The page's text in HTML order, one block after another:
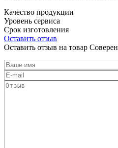
Качество продукции
Уровень сервиса
Срок изготовления
Оставить отзыв
Оставить отзыв на товар Соверен